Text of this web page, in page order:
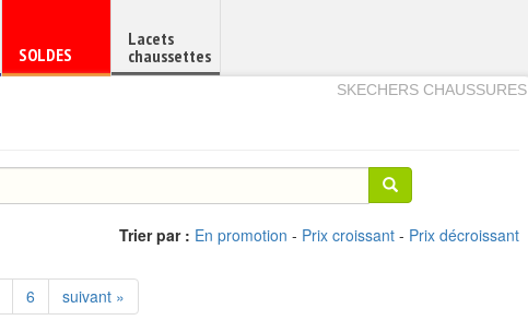
Chaussure
en
SOLDES
Lacets
chaussettes
SKECHERS CHAUSSURES
Trier par : En promotion - Prix croissant - Prix décroissant
6 suivant »